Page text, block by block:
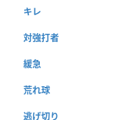
キレ
対強打者
緩急
荒れ球
逃げ切り